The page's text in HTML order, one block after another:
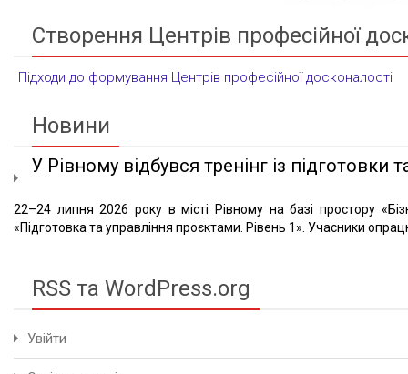
Створення Центрів професійної
Підходи до формування Центрів професійної досконалості
Новини
У Рівному відбувся тренінг із підготовки
22–24 липня 2026 року в місті Рівному на базі простору
«Підготовка та управління проєктами. Рівень 1». Учасники
RSS та WordPress.org
Увійти